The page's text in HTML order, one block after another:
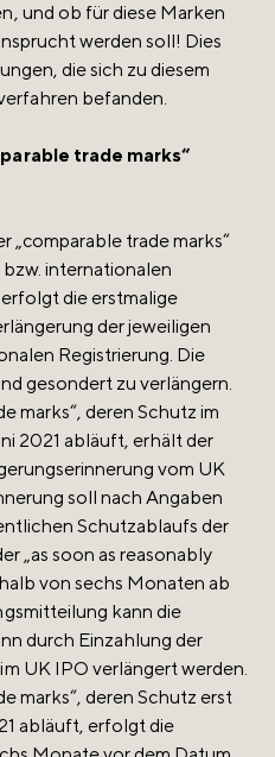
und ob für diese Marken
werden soll! Dies
die sich zu diesem
befanden.
trade marks“
„comparable trade marks“
internationalen
die erstmalige
der jeweiligen
Registrierung. Die
gesondert zu verlängern.
marks“, deren Schutz im
2021 abläuft, erhält der
vom UK
soll nach Angaben
Schutzablaufs der
„as soon as reasonably
von sechs Monaten ab
kann die
durch Einzahlung der
UK IPO verlängert werden.
marks“, deren Schutz erst
abläuft, erfolgt die